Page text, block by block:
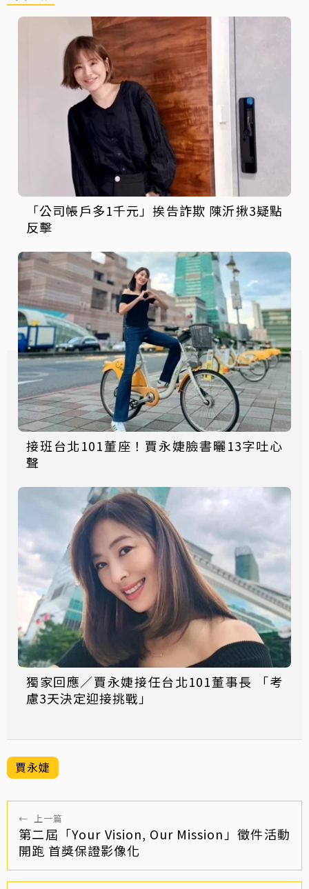
「公司帳戶多1千元」挨告詐欺 陳沂揪3疑點
反擊
接班台北101董座！賈永婕臉書曬13字吐心
聲
獨家回應／賈永婕接任台北101董事長 「考
慮3天決定迎接挑戰」
賈永婕
← 上一篇
第二屆「Your Vision, Our Mission」徵件活動
開跑 首獎保證影像化